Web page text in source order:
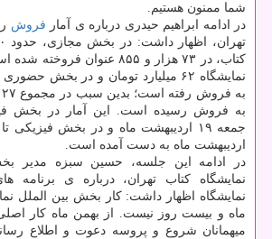
شما ممنون هستیم.
در ادامه ابراهیم حیدری درباره ی آمار فروش
کتاب، در ۷۳ هزار و ۸۵۵ عنوان
اردیبهشت ماه به دست آمده است.
در ادامه این جلسه، حسین سبزه مدیر
نمایشگاه کتاب تهران، درباره ی برنامه
نمایشگاه اظهار داشت: کار بخش بین الملل
ماه و بیست روز نیست. از بهمن ماه کار
میهمانان شروع و پروسه دعوت و اطلاع